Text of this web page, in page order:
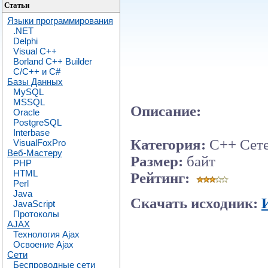
Статьи
Языки программирования
.NET
Delphi
Visual C++
Borland C++ Builder
C/С++ и C#
Базы Данных
MySQL
MSSQL
Oracle
PostgreSQL
Interbase
VisualFoxPro
Веб-Мастеру
PHP
HTML
Perl
Java
JavaScript
Протоколы
AJAX
Технология Ajax
Освоение Ajax
Сети
Беспроводные сети
Описание:
Категория: C++
Размер: байт
Рейтинг:
Скачать исходник: